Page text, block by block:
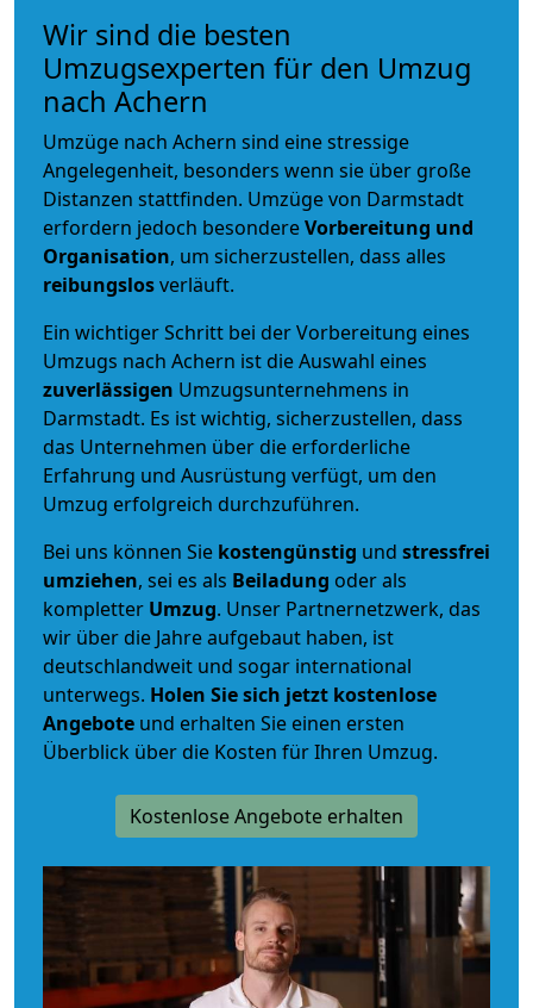
Wir sind die besten
Umzugsexperten für den Umzug
nach Achern
Umzüge nach Achern sind eine stressige
Angelegenheit, besonders wenn sie über große
Distanzen stattfinden. Umzüge von Darmstadt
erfordern jedoch besondereVorbereitung und
Organisation, um sicherzustellen, dass alles
reibungslosverläuft.
Ein wichtiger Schritt bei der Vorbereitung eines
Umzugs nach Achern ist die Auswahl eines
zuverlässigen Umzugsunternehmens in
Darmstadt. Es ist wichtig, sicherzustellen, dass
das Unternehmen über die erforderliche
Erfahrung und Ausrüstung verfügt, um den
Umzug erfolgreich durchzuführen.
Bei uns können Sie kostengünstig und stressfrei
umziehen, sei es als Beiladung oder als
kompletter Umzug. Unser Partnernetzwerk, das
wir über die Jahre aufgebaut haben, ist
deutschlandweit und sogar international
unterwegs. Holen Sie sich jetzt kostenlose
Angebote und erhalten Sie einen ersten
Überblick über die Kosten für Ihren Umzug.
Kostenlose Angebote erhalten